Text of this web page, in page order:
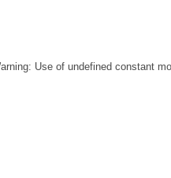
: Use of undefined constant